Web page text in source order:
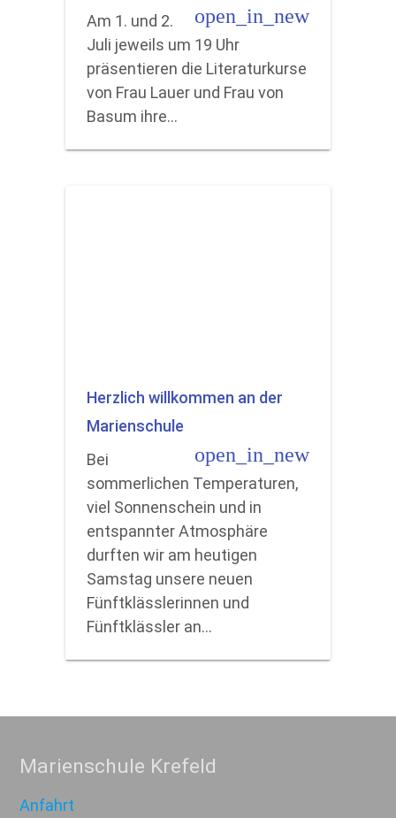
open_in_new
Am 1. und 2.
Juli jeweils um 19 Uhr
präsentieren die Literaturkurse
von Frau Lauer und Frau von
Basum ihre…
Herzlich willkommen an der
Marienschule
open_in_new
Bei
sommerlichen Temperaturen,
viel Sonnenschein und in
entspannter Atmosphäre
durften wir am heutigen
Samstag unsere neuen
Fünftklässlerinnen und
Fünftklässler an…
Marienschule Krefeld
Anfahrt